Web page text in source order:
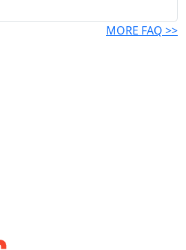
MORE FAQ >>